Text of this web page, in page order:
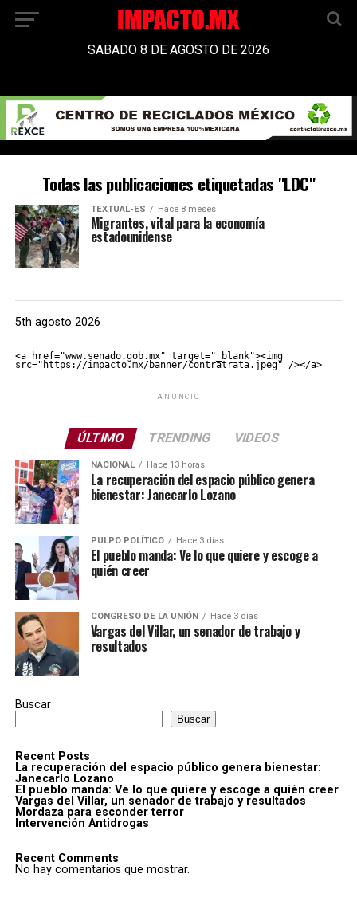
SABADO 8 DE AGOSTO DE 2026
Todas las publicaciones etiquetadas "LDC"
TEXTUAL-ES Hace 8 meses
Migrantes, vital para la economía
estadounidense
5th agosto 2026
<a href="www.senado.gob.mx" target="_blank"><img
src="https://impacto.mx/banner/contratrata.jpeg" /></a>
ANUNCIO
ÚLTIMO TRENDING VIDEOS
NACIONAL Hace 13 horas
La recuperación del espacio público genera
bienestar: Janecarlo Lozano
PULPO POLÍTICO Hace 3 días
El pueblo manda: Ve lo que quiere y escoge a
quién creer
CONGRESO DE LA UNIÓN Hace 3 días
Vargas del Villar, un senador de trabajo y
resultados
Buscar
Buscar
Recent Posts
La recuperación del espacio público genera bienestar:
Janecarlo Lozano
El pueblo manda: Ve lo que quiere y escoge a quién creer
Vargas del Villar, un senador de trabajo y resultados
Mordaza para esconder terror
Intervención Antidrogas
Recent Comments
No hay comentarios que mostrar.